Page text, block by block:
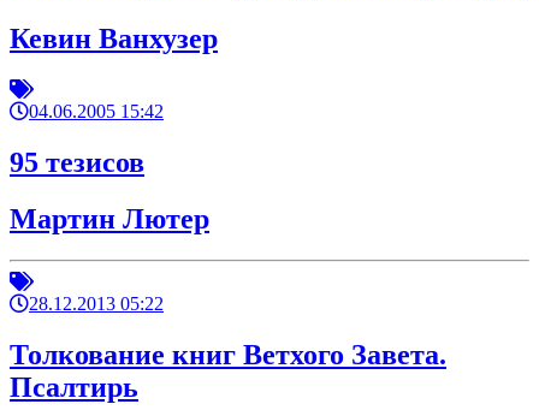
Кевин Ванхузер
04.06.2005 15:42
95 тезисов
Мартин Лютер
28.12.2013 05:22
Толкование книг Ветхого Завета.
Псалтирь